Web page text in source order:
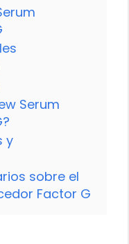
Serum
y
sobre el
Factor G